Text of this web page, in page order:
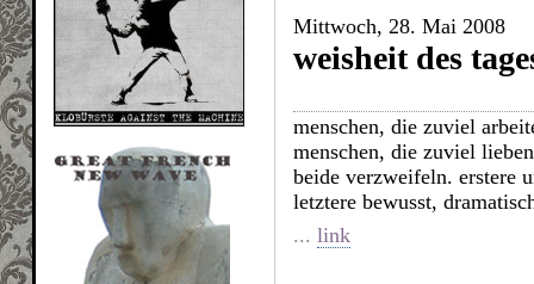
Mittwoch, 28. Mai 2008
weisheit des
menschen, die zuviel
menschen, die zuviel
beide verzweifeln. erstere
letztere bewusst,
... link